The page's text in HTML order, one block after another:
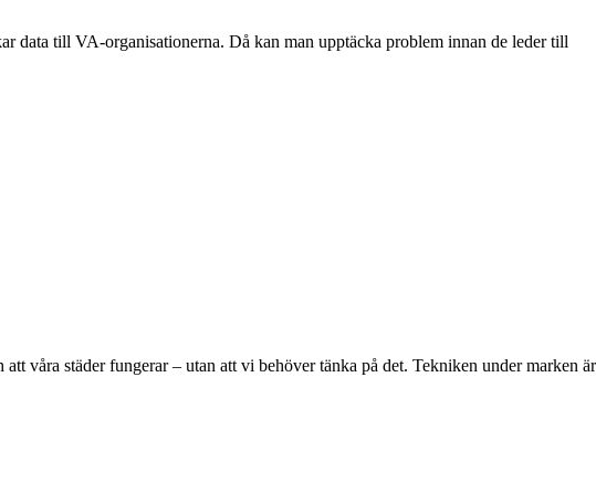
data till VA-organisationerna. Då kan man upptäcka problem innan de leder till
våra städer fungerar – utan att vi behöver tänka på det. Tekniken under marken är